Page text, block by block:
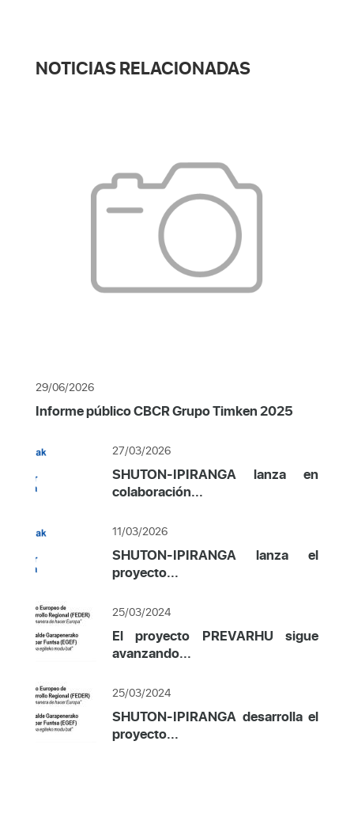
NOTICIAS RELACIONADAS
29/06/2026
Informe público CBCR Grupo Timken 2025
27/03/2026
SHUTON-IPIRANGA lanza en
colaboración...
11/03/2026
SHUTON-IPIRANGA lanza el
proyecto...
25/03/2024
El proyecto PREVARHU sigue
avanzando...
25/03/2024
SHUTON-IPIRANGA desarrolla el
proyecto...